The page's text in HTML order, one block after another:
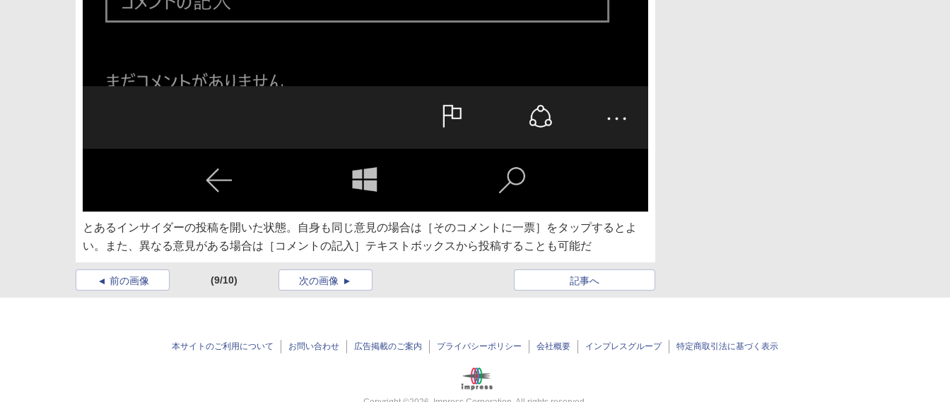
とあるインサイダーの投稿を開いた状態。自身も同じ意見の場合は［そのコメントに一票］をタップするとよ
い。また、異なる意見がある場合は［コメントの記入］テキストボックスから投稿することも可能だ
前の画像 (9/10) 次の画像 記事へ
本サイトのご利用について お問い合わせ 広告掲載のご案内 プライバシーポリシー 会社概要 インプレスグループ 特定商取引法に基づく表示